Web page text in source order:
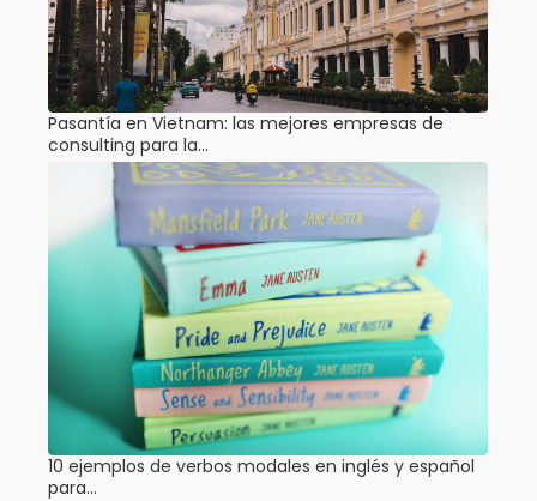
Pasantía en Vietnam: las mejores empresas de
consulting para la…
10 ejemplos de verbos modales en inglés y español
para…